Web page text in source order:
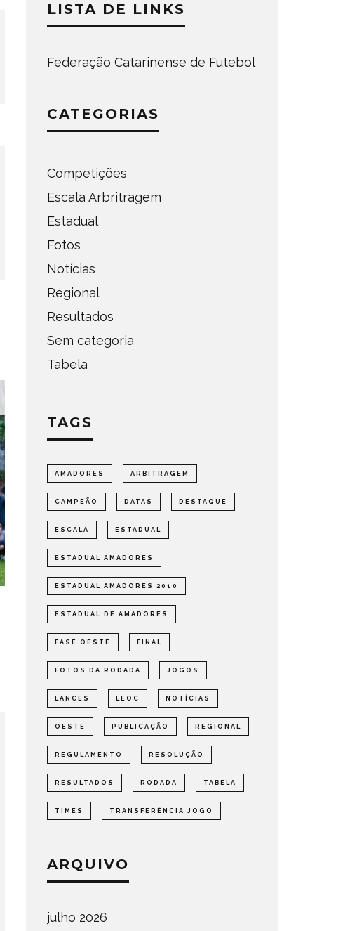
DEFINIDOS OS SEMIFINALISTAS
DO ESTADUAL DE AMADORES –
FASE OESTE 2026
COMPETIÇÕES ESTADUAL
LISTA DE LINKS
Federação Catarinense de Futebol
CATEGORIAS
Competições
Escala Arbritragem
Estadual
Fotos
Notícias
Regional
Resultados
Sem categoria
Tabela
TAGS
AMADORES ARBITRAGEM
CAMPEÃO DATAS DESTAQUE
ESCALA ESTADUAL
ESTADUAL AMADORES
ESTADUAL AMADORES 2010
ESTADUAL DE AMADORES
FASE OESTE FINAL
FOTOS DA RODADA JOGOS
LANCES LEOC NOTÍCIAS
OESTE PUBLICAÇÃO REGIONAL
REGULAMENTO RESOLUÇÃO
RESULTADOS RODADA TABELA
TIMES TRANSFERÊNCIA JOGO
ARQUIVO
julho 2026